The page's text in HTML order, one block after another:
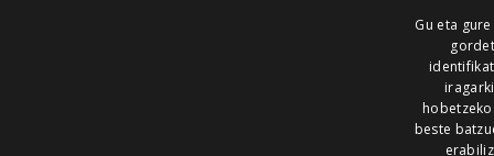
Gu eta
hobetzeko.
beste